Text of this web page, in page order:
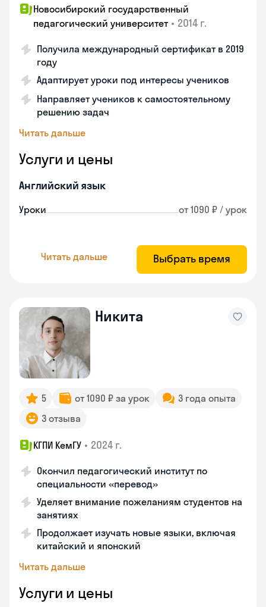
Новосибирский государственный
педагогический университет • 2014 г.
Получила международный сертификат в 2019
году
Адаптирует уроки под интересы учеников
Направляет учеников к самостоятельному
решению задач
Читать дальше
Услуги и цены
Английский язык
Уроки от 1090 ₽ / урок
Читать дальше Выбрать время
Никита
5 от 1090 ₽ за урок
3 года опыта
3 отзыва
КГПИ КемГУ • 2024 г.
Окончил педагогический институт по
специальности «перевод»
Уделяет внимание пожеланиям студентов на
занятиях
Продолжает изучать новые языки, включая
китайский и японский
Читать дальше
Услуги и цены